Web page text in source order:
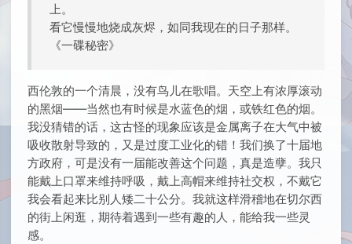
上。
看它慢慢地烧成灰烬，如同我现在的日子那样。
《一碟秘密》
西伦敦的一个清晨，没有鸟儿在歌唱。天空上有浓厚滚动
的黑烟——当然也有时候是水蓝色的烟，或铁红色的烟。
我没猜错的话，这古怪的现象应该是金属离子在大气中被
吸收散射导致的，又是过度工业化的错！我们换了十届地
方政府，可是没有一届能改善这个问题，真是造孽。我只
能戴上口罩来维持呼吸，戴上高帽来维持社交权，不戴它
我会看起来比别人矮二十公分。我就这样滑稽地在切尔西
的街上闲逛，期待着遇到一些有趣的人，能给我一些灵
感。